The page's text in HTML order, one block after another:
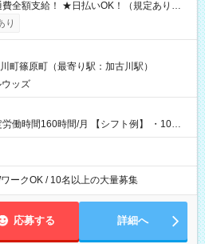
GET♪ お仕事後はコンビニATMから 日払
り
町篠原町（最寄り駅：加古川駅）
ッズ
時間/月 【シフト例】 ・10：
ークOK / 10名以上の大量募集
応募する 詳細へ